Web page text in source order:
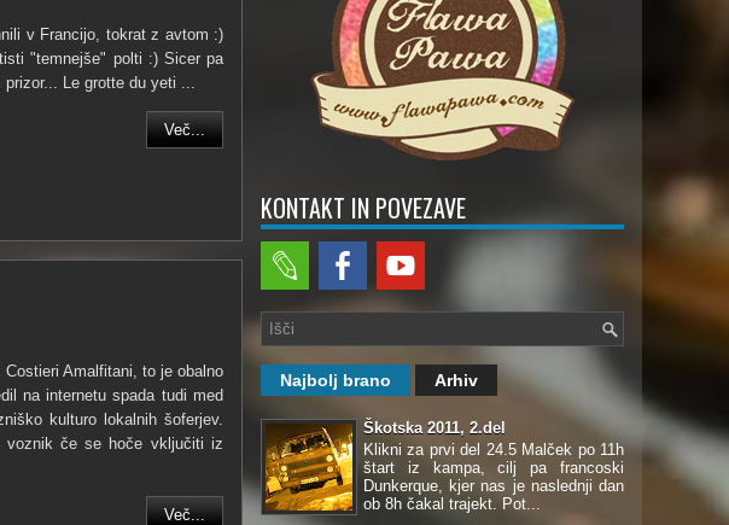
v Francijo, tokrat z avtom :)
"temnejše" polti :) Sicer pa
Le grotte du yeti ...
Več...
Amalfitani, to je obalno
na internetu spada tudi med
kulturo lokalnih šoferjev.
voznik če se hoče vključiti iz
Več...
KONTAKT IN POVEZAVE
Najbolj brano Arhiv
Škotska 2011, 2.del
Klikni za prvi del 24.5 Malček po 11h
štart iz kampa, cilj pa francoski
Dunkerque, kjer nas je naslednji dan
ob 8h čakal trajekt. Pot...